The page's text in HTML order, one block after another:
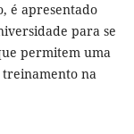
é apresentado
para se
permitem uma
na